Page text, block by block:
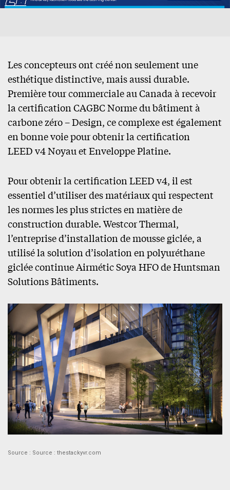
Les concepteurs ont créé non seulement une
esthétique distinctive, mais aussi durable.
Première tour commerciale au Canada à recevoir
la certification CAGBC Norme du bâtiment à
carbone zéro – Design, ce complexe est également
en bonne voie pour obtenir la certification
LEED v4 Noyau et Enveloppe Platine.
Pour obtenir la certification LEED v4, il est
essentiel d’utiliser des matériaux qui respectent
les normes les plus strictes en matière de
construction durable. Westcor Thermal,
l’entreprise d’installation de mousse giclée, a
utilisé la solution d’isolation en polyuréthane
giclée continue Airmétic Soya HFO de Huntsman
Solutions Bâtiments.
Source : Source : thestackyvr.com